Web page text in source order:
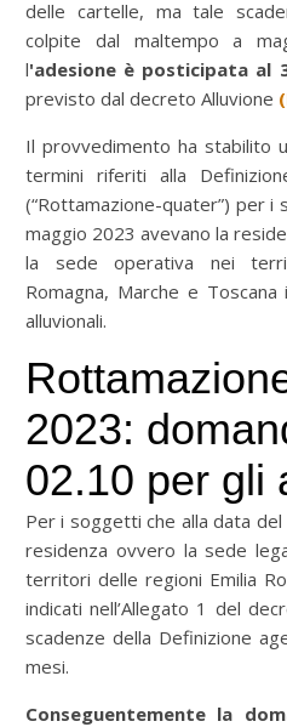
delle cartelle, ma tale
colpite dal maltempo a
l'adesione è posticipata al
previsto dal decreto Alluvione
Il provvedimento ha stabilito
termini riferiti alla
(“Rottamazione-quater”) per i
maggio 2023 avevano la
la sede operativa nei
Romagna, Marche e
alluvionali.
2023:
02.10 per gli
Per i soggetti che alla data
residenza ovvero la sede
territori delle regioni Emilia
indicati nell’Allegato 1 del
scadenze della Definizione
mesi.
Conseguentemente la